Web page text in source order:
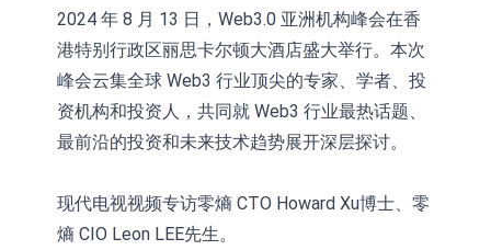
股份(002458.CN)涨10.02%
【异动股】CRO板块拉升，药康生物
(688046.CN)涨19.99%
【异动股】诊断服务板块拉升，贝瑞
基因(000710.CN)涨10.02%
“X-Day”西丽湖路演社清华校友电子信
息专场成功举办
市场监管总局印发 《广告业统计调查
制度》
【异动股】港股跌幅榜前十，赛迪顾
问(02176.HK)跌40.96%，天瑞汽车内
2024 年 8 月 13 日，Web3.0 亚洲机构峰会在香
港特别行政区丽思卡尔顿大酒店盛大举行。本次
峰会云集全球 Web3 行业顶尖的专家、学者、投
资机构和投资人，共同就 Web3 行业最热话题、
最前沿的投资和未来技术趋势展开深层探讨。
现代电视视频专访零熵 CTO Howard Xu博士、零
熵 CIO Leon LEE先生。